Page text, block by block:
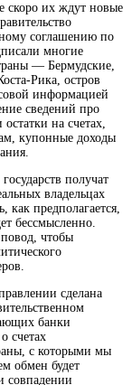
скоро их ждут новые
соглашению по
многие
— Бермудские,
Рика, остров
информацией
сведений про
на счетах,
купонные доходы
получат
владельцах
как предполагается,
бессмысленно.
чтобы
сделана
банки
счетах
с которыми мы
обмен будет
совпадении